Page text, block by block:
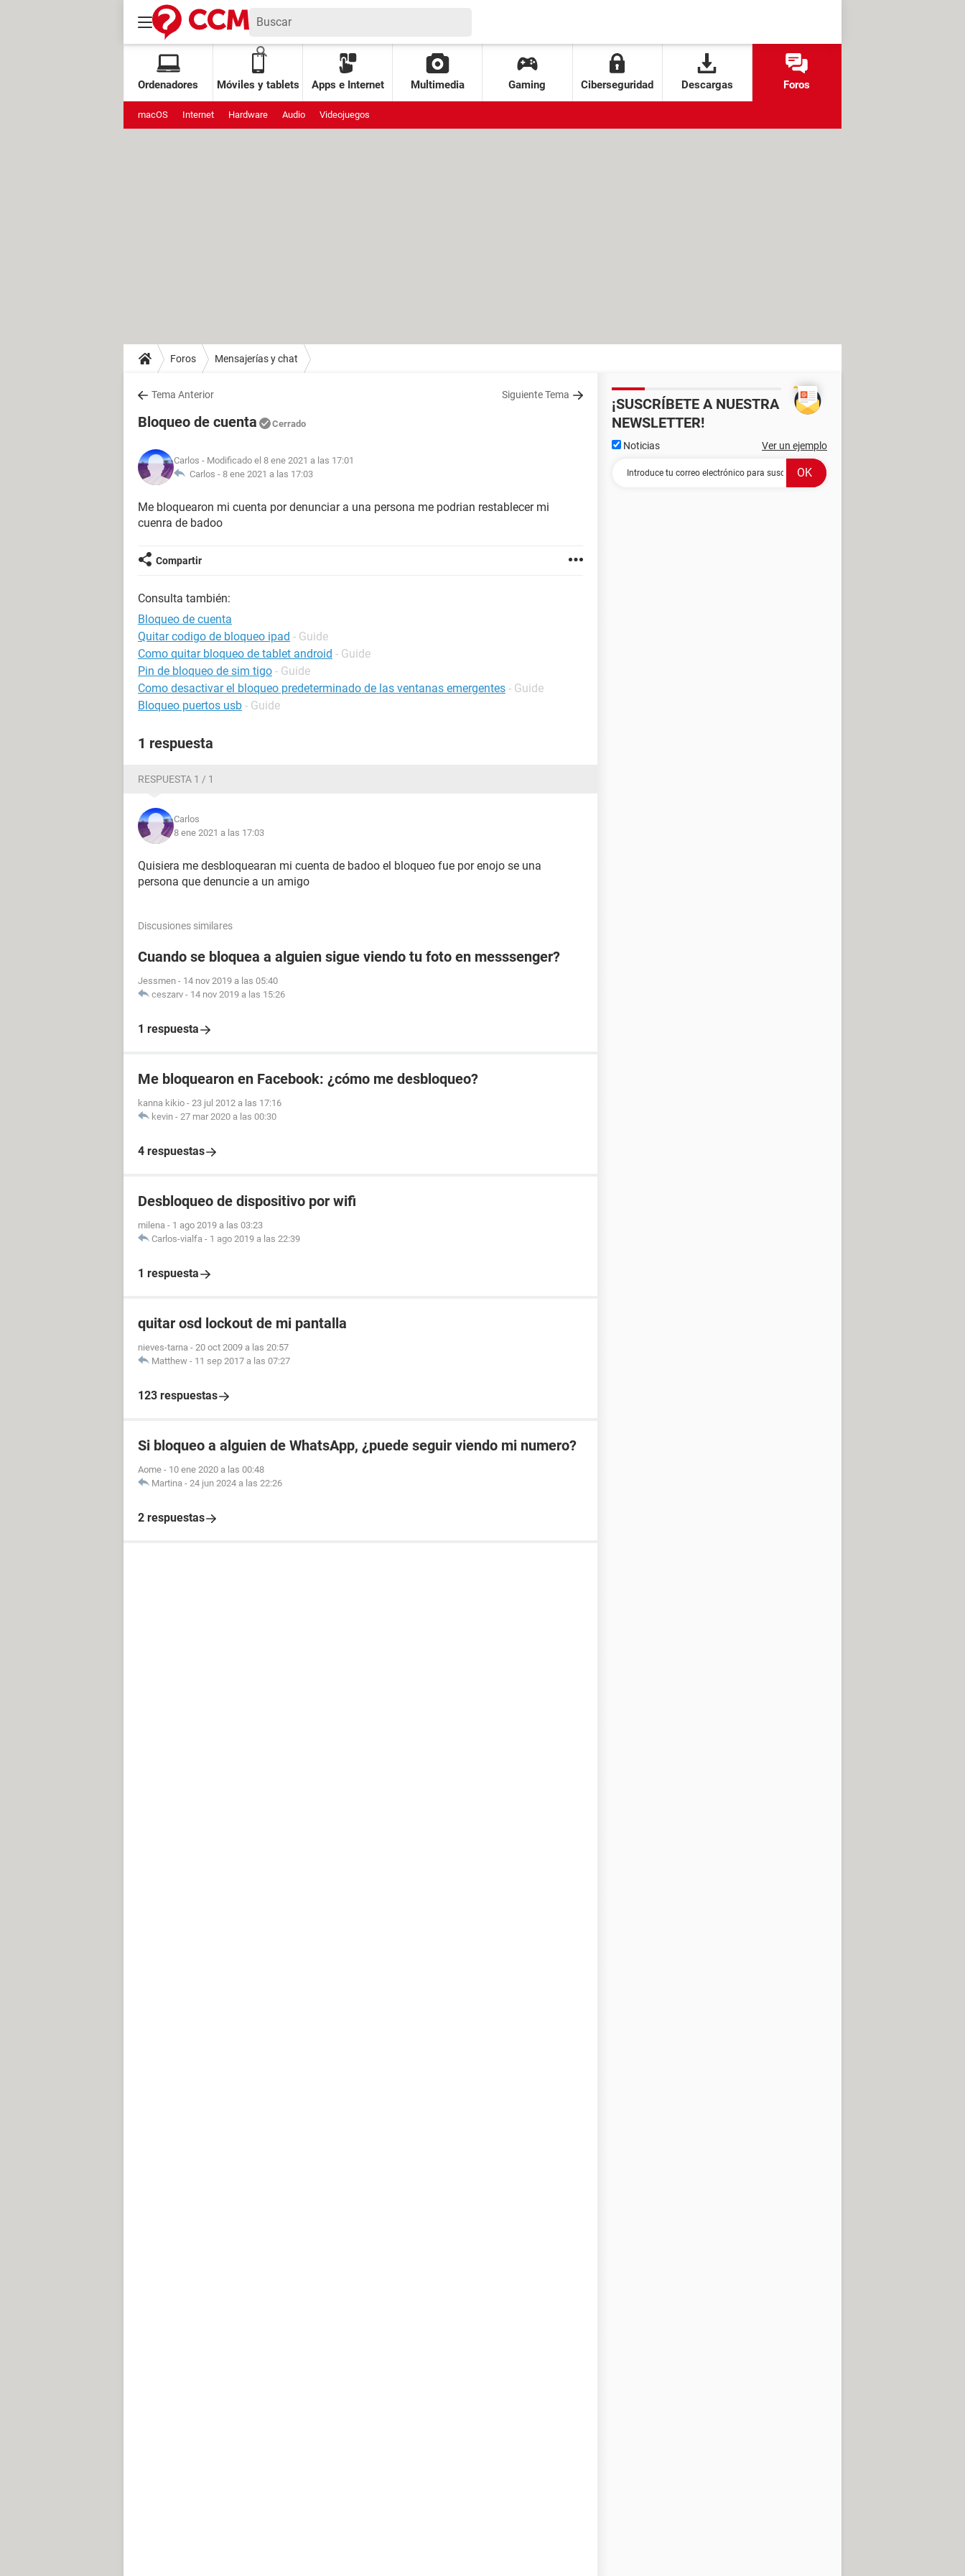
Ordenadores Móviles y tablets Apps e Internet Multimedia Gaming Ciberseguridad Descargas Foros
macOS Internet Hardware Audio Videojuegos
Foros Mensajerías y chat
Tema Anterior Siguiente Tema
Bloqueo de cuenta Cerrado
Carlos - Modificado el 8 ene 2021 a las 17:01
Carlos - 8 ene 2021 a las 17:03
Me bloquearon mi cuenta por denunciar a una persona me podrian restablecer mi
cuenra de badoo
Compartir
Consulta también:
Bloqueo de cuenta
Quitar codigo de bloqueo ipad - Guide
Como quitar bloqueo de tablet android - Guide
Pin de bloqueo de sim tigo - Guide
Como desactivar el bloqueo predeterminado de las ventanas emergentes - Guide
Bloqueo puertos usb - Guide
1 respuesta
RESPUESTA 1 / 1
Carlos
8 ene 2021 a las 17:03
Quisiera me desbloquearan mi cuenta de badoo el bloqueo fue por enojo se una
persona que denuncie a un amigo
Discusiones similares
Cuando se bloquea a alguien sigue viendo tu foto en messsenger?
Jessmen - 14 nov 2019 a las 05:40
ceszarv - 14 nov 2019 a las 15:26
1 respuesta
Me bloquearon en Facebook: ¿cómo me desbloqueo?
kanna kikio - 23 jul 2012 a las 17:16
kevin - 27 mar 2020 a las 00:30
4 respuestas
Desbloqueo de dispositivo por wifi
milena - 1 ago 2019 a las 03:23
Carlos-vialfa - 1 ago 2019 a las 22:39
1 respuesta
quitar osd lockout de mi pantalla
nieves-tarna - 20 oct 2009 a las 20:57
Matthew - 11 sep 2017 a las 07:27
123 respuestas
Si bloqueo a alguien de WhatsApp, ¿puede seguir viendo mi numero?
Aome - 10 ene 2020 a las 00:48
Martina - 24 jun 2024 a las 22:26
2 respuestas
¡SUSCRÍBETE A NUESTRA
NEWSLETTER!
Noticias Ver un ejemplo